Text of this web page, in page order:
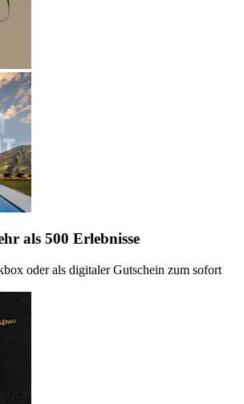
als 500 Erlebnisse
oder als digitaler Gutschein zum sofort